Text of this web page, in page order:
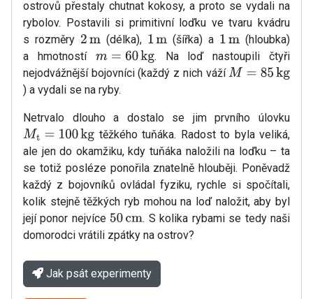
ostrovů přestaly chutnat kokosy, a proto se vydali na
rybolov. Postavili si primitivní loďku ve tvaru kvádru
s rozměry 2m (délka), 1 m (šířka) a 1 m
(hloubka)
a hmotností m= 60 kg
. Na loď nastoupili čtyři
nejodvážnější bojovníci (každý z nich vážíM= 85 kg
) a vydali se na ryby.
Netrvalo dlouho a dostalo se jim prvního úlovku
Mt= 100kg
těžkého tuňáka. Radost to byla veliká,
ale jen do okamžiku, kdy tuňáka naložili na loďku – ta
se totiž posléze ponořila znatelně hlouběji. Poněvadž
každý z bojovníků ovládal fyziku, rychle si spočítali,
kolik stejně těžkých ryb mohou na loď naložit, aby byl
její ponor nejvíce 50cm . S kolika rybami se tedy naši
domorodci vrátili zpátky na ostrov?
Jak psát experimenty